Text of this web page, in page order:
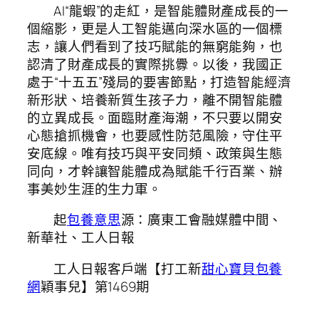
AI“龍蝦”的走紅，是智能體財產成長的一
個縮影，更是人工智能邁向深水區的一個標
志，讓人們看到了技巧賦能的無窮能夠，也
認清了財產成長的實際挑釁。以後，我國正
處于“十五五”殘局的要害節點，打造智能經濟
新形狀、培養新質生孩子力，離不開智能體
的立異成長。面臨財產海潮，不只要以開安
心態搶抓機會，也要感性防范風險，守住平
安底線。唯有技巧與平安同頻、政策與生態
同向，才幹讓智能體成為賦能千行百業、辦
事美妙生涯的生力軍。
起包養意思源：廣東工會融媒體中間、
新華社、工人日報
工人日報客戶端【打工新甜心寶貝包養
網穎事兒】第1469期